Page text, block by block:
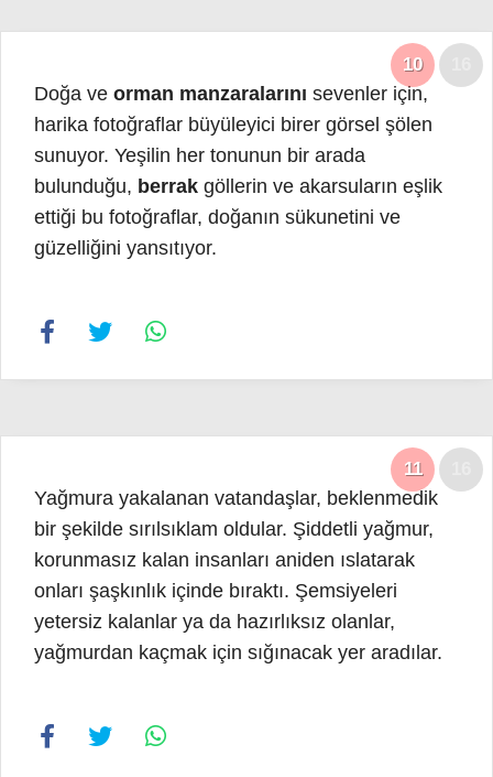
10
Doğa ve orman manzaralarını sevenler için,
harika fotoğraflar büyüleyici birer görsel şölen
sunuyor. Yeşilin her tonunun bir arada
bulunduğu, berrak göllerin ve akarsuların eşlik
ettiği bu fotoğraflar, doğanın sükunetini ve
güzelliğini yansıtıyor.
11
Yağmura yakalanan vatandaşlar, beklenmedik
bir şekilde sırılsıklam oldular. Şiddetli yağmur,
korunmasız kalan insanları aniden ıslatarak
onları şaşkınlık içinde bıraktı. Şemsiyeleri
yetersiz kalanlar ya da hazırlıksız olanlar,
yağmurdan kaçmak için sığınacak yer aradılar.